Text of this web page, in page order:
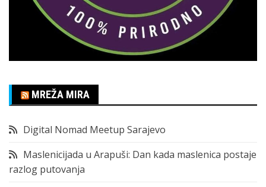
MREŽA MIRA
Digital Nomad Meetup Sarajevo
Maslenicijada u Arapuši: Dan kada maslenica postaje
razlog putovanja